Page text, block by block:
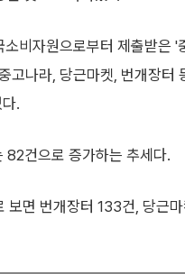
비자원으로부터 제출받은 '
고나라, 당근마켓, 번개장터
.
건으로 증가하는 추세다.
면 번개장터 133건, 당근